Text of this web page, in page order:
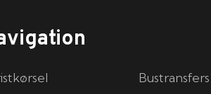
Bustransfers